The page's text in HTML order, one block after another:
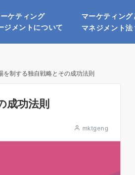
ケティング
ジメントについて
マーケティング
マネジメント法
を制する独自戦略とその成功法則
成功法則
mktgeng